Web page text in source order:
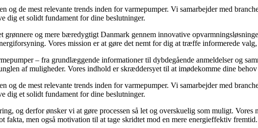
og de mest relevante trends inden for varmepumper. Vi samarbejder med
dig et solidt fundament for dine beslutninger.
grønnere og mere bæredygtigt Danmark gennem innovative
Vores mission er at gøre det nemt for dig at træffe informerede
– fra grundlæggende informationer til dybdegående anmeldelser og
af muligheder. Vores indhold er skræddersyet til at imødekomme dine
og de mest relevante trends inden for varmepumper. Vi samarbejder med
dig et solidt fundament for dine beslutninger.
og derfor ønsker vi at gøre processen så let og overskuelig som muligt.
fakta, men også motivation til at tage skridtet mod en mere energieffektiv fremtid.